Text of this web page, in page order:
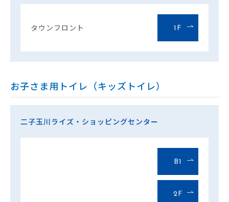
タウンフロント 1F
お子さま用トイレ（キッズトイレ）
二子玉川ライズ・ショッピングセンター
B1
2F